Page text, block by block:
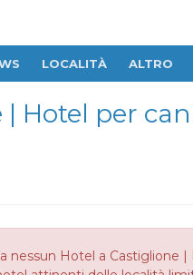
LOCALITÀ ALTRO
| Hotel per
nessun Hotel a Castiglione